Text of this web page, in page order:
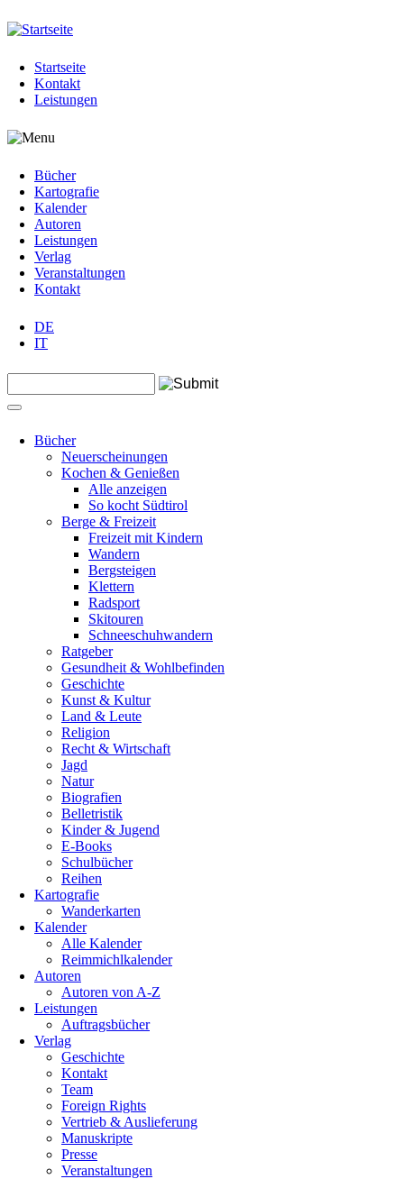
Jump to navigation
Startseite
Kontakt
Leistungen
Bücher
Kartografie
Kalender
Autoren
Leistungen
Verlag
Veranstaltungen
Kontakt
DE
IT
Suchformular
Bücher
Neuerscheinungen
Kochen & Genießen
Alle anzeigen
So kocht Südtirol
Berge & Freizeit
Freizeit mit Kindern
Wandern
Bergsteigen
Klettern
Radsport
Skitouren
Schneeschuhwandern
Ratgeber
Gesundheit & Wohlbefinden
Geschichte
Kunst & Kultur
Land & Leute
Religion
Recht & Wirtschaft
Jagd
Natur
Biografien
Belletristik
Kinder & Jugend
E-Books
Schulbücher
Reihen
Kartografie
Wanderkarten
Kalender
Alle Kalender
Reimmichlkalender
Autoren
Autoren von A-Z
Leistungen
Auftragsbücher
Verlag
Geschichte
Kontakt
Team
Foreign Rights
Vertrieb & Auslieferung
Manuskripte
Presse
Veranstaltungen